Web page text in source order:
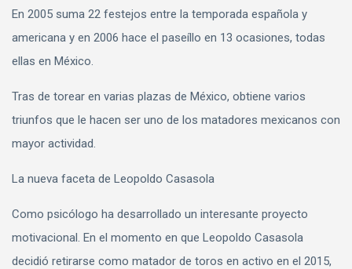
En 2005 suma 22 festejos entre la temporada española y
americana y en 2006 hace el paseíllo en 13 ocasiones, todas
ellas en México.
Tras de torear en varias plazas de México, obtiene varios
triunfos que le hacen ser uno de los matadores mexicanos con
mayor actividad.
La nueva faceta de Leopoldo Casasola
Como psicólogo ha desarrollado un interesante proyecto
motivacional. En el momento en que Leopoldo Casasola
decidió retirarse como matador de toros en activo en el 2015,